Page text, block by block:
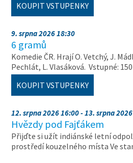
KOUPIT VSTUPENKY
9. srpna 2026 18:30
6 gramů
Komedie ČR. Hrají O. Vetchý, J.
Pechlát, L. Vlasáková. Vstupné:
KOUPIT VSTUPENKY
12. srpna 2026 16:00 - 13. srpna
Hvězdy pod Fajťákem
Přijďte si užít indiánské letní
prostředí kouzelného místa Ve